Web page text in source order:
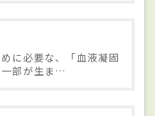
に必要な、「血液凝固
部が生ま…